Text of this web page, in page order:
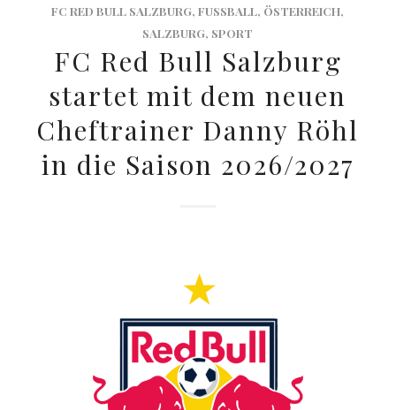
FC RED BULL SALZBURG,FUSSBALL, ÖSTERREICH,
SALZBURG, SPORT
FC Red Bull Salzburg
startet mit dem neuen
Cheftrainer Danny Röhl
in die Saison 2026/2027